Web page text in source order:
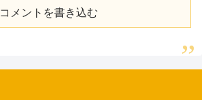
コメントを書き込む